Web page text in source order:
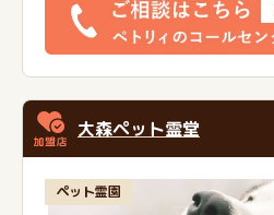
大森ペット霊堂
ペット霊園